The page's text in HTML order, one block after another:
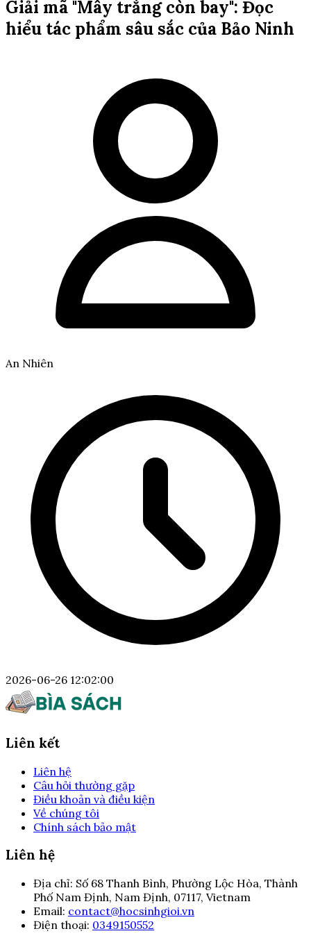
Giải mã "Mây trắng còn bay": Đọc
hiểu tác phẩm sâu sắc của Bảo Ninh
An Nhiên
2026-06-26 12:02:00
Liên kết
Liên hệ
Câu hỏi thường gặp
Điều khoản và điều kiện
Về chúng tôi
Chính sách bảo mật
Liên hệ
Địa chỉ: Số 68 Thanh Bình, Phường Lộc Hòa, Thành
Phố Nam Định, Nam Định, 07117, Vietnam
Email: contact@hocsinhgioi.vn
Điện thoại: 0349150552